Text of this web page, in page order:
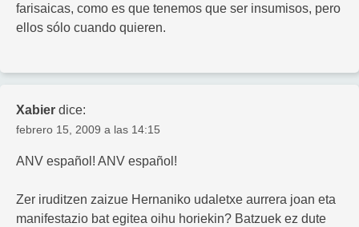
farisaicas, como es que tenemos que ser insumisos, pero
ellos sólo cuando quieren.
Xabier dice:
febrero 15, 2009 a las 14:15
ANV español! ANV español!
Zer iruditzen zaizue Hernaniko udaletxe aurrera joan eta
manifestazio bat egitea oihu horiekin? Batzuek ez dute